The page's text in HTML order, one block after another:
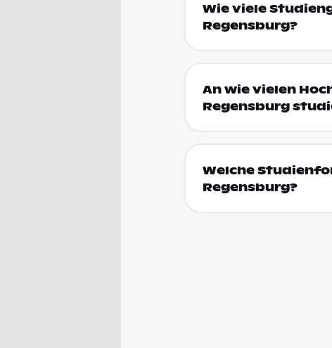
Wie viele
Regensburg?
An wie vielen
Regensburg
Welche
Regensburg?